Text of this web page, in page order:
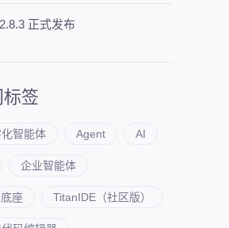
正式发布
签
智能体 Agent AI
企业智能体
座 TitanIDE（社区版）